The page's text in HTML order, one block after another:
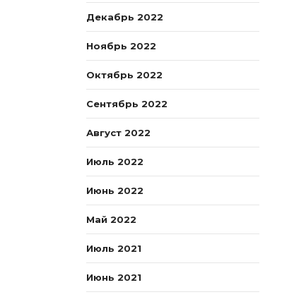
Декабрь 2022
Ноябрь 2022
Октябрь 2022
Сентябрь 2022
Август 2022
Июль 2022
Июнь 2022
Май 2022
Июль 2021
Июнь 2021